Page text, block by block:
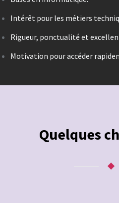
Intérêt pour les métiers
Rigueur, ponctualité et
Motivation pour accéder
Quelques